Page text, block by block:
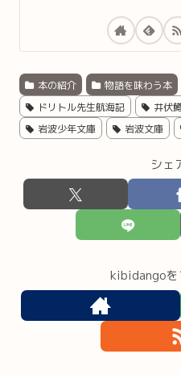
本の紹介 物語を味わう本
ドリトル先生航海記
井伏
岩波少年文庫
岩波文庫
シェ
kibidangoを